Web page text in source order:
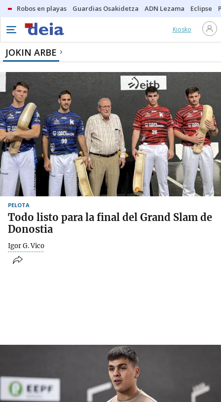
Robos en playas Guardias Osakidetza ADN Lezama Eclipse
Kiosko
JOKIN ARBE
PELOTA
Todo listo para la final del Grand Slam de
Donostia
Igor G. Vico